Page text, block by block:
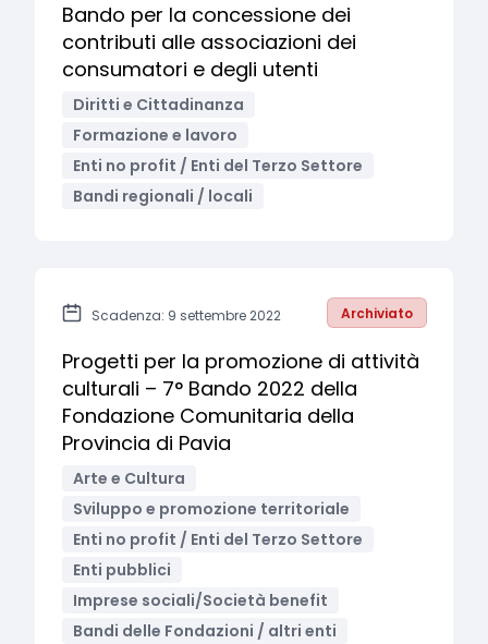
Bando per la concessione dei
contributi alle associazioni dei
consumatori e degli utenti
Diritti e Cittadinanza
Formazione e lavoro
Enti no profit / Enti del Terzo Settore
Bandi regionali / locali
Scadenza: 9 settembre 2022 Archiviato
Progetti per la promozione di attività
culturali – 7° Bando 2022 della
Fondazione Comunitaria della
Provincia di Pavia
Arte e Cultura
Sviluppo e promozione territoriale
Enti no profit / Enti del Terzo Settore
Enti pubblici
Imprese sociali/Società benefit
Bandi delle Fondazioni / altri enti